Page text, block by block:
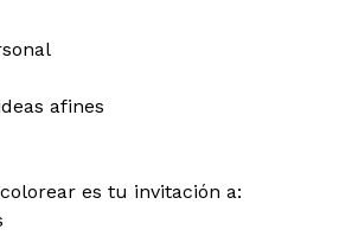
afines
es tu invitación a: